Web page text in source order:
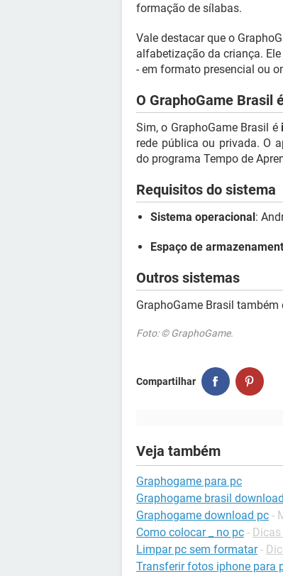
formação de sílabas.
Vale destacar que o
alfabetização da criança.
- em formato presencial ou
O GraphoGame Brasil
Sim, o GraphoGame Brasil é
rede pública ou privada. O
do programa Tempo de
Requisitos do sistema
Sistema operacional:
Espaço de
Outros sistemas
GraphoGame Brasil
Foto: © GraphoGame.
Compartilhar
Veja também
Graphogame para pc
Graphogame brasil
Graphogame download pc -
Como colocar _ no pc - Dicas
Limpar pc sem formatar -
Transferir fotos iphone para